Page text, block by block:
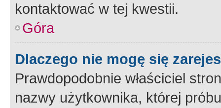
kontaktować w tej kwestii.
Góra
Dlaczego nie mogę się
Prawdopodobnie właściciel
nazwy użytkownika, której